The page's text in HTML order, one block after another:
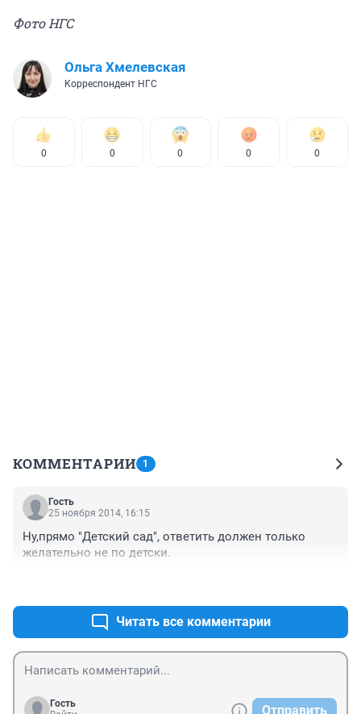
Фото НГС
Ольга Хмелевская
Корреспондент НГС
0 0 0 0 0
КОММЕНТАРИИ 1
Гость
25 ноября 2014, 16:15
Ну,прямо "Детский сад", ответить должен только
желательно не по детски.
Читать все комментарии
Гость
Отправить